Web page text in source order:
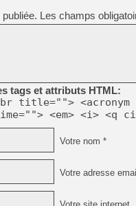
Les champs
tags et attributs HTML:
title="">
<em> <i> <q
Votre nom *
Votre adresse